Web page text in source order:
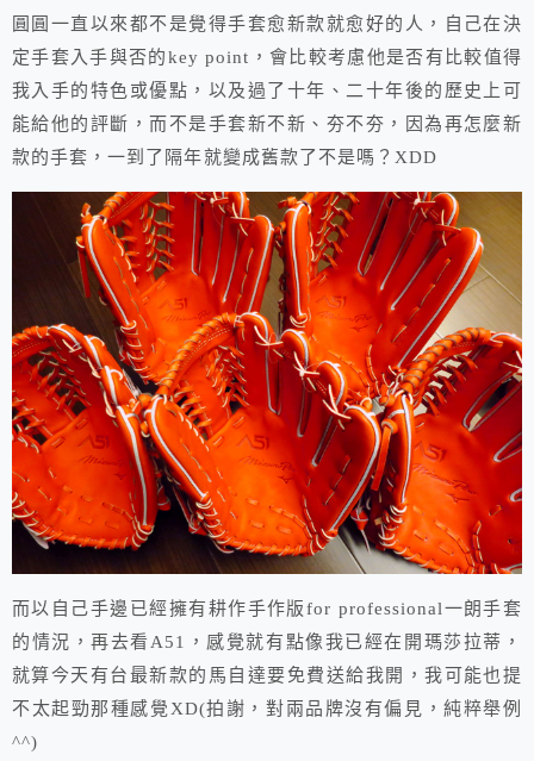
圓圓一直以來都不是覺得手套愈新款就愈好的人，自己在決
定手套入手與否的key point，會比較考慮他是否有比較值得
我入手的特色或優點，以及過了十年、二十年後的歷史上可
能給他的評斷，而不是手套新不新、夯不夯，因為再怎麼新
款的手套，一到了隔年就變成舊款了不是嗎？XDD
而以自己手邊已經擁有耕作手作版for professional一朗手套
的情況，再去看A51，感覺就有點像我已經在開瑪莎拉蒂，
就算今天有台最新款的馬自達要免費送給我開，我可能也提
不太起勁那種感覺XD(拍謝，對兩品牌沒有偏見，純粹舉例
^^)